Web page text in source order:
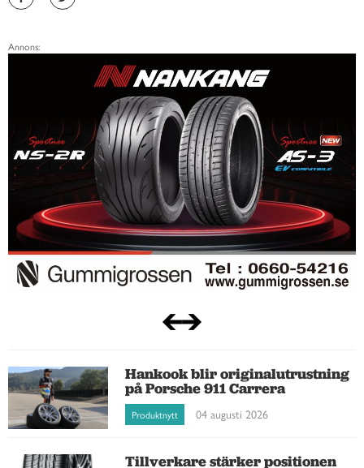
Annons:
Hankook blir originalutrustning
på Porsche 911 Carrera
Produktnytt 04 augusti 2026
Tillverkare stärker positionen